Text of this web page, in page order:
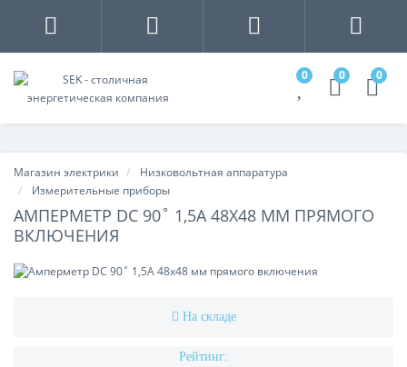
0 0 0
Магазин электрики
Низковольтная аппаратура
Измерительные приборы
АМПЕРМЕТР DC 90˚ 1,5A 48X48 ММ ПРЯМОГО
ВКЛЮЧЕНИЯ
На складе
Рейтинг: